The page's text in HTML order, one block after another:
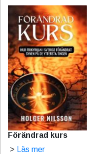
Förändrad kurs
> Läs mer